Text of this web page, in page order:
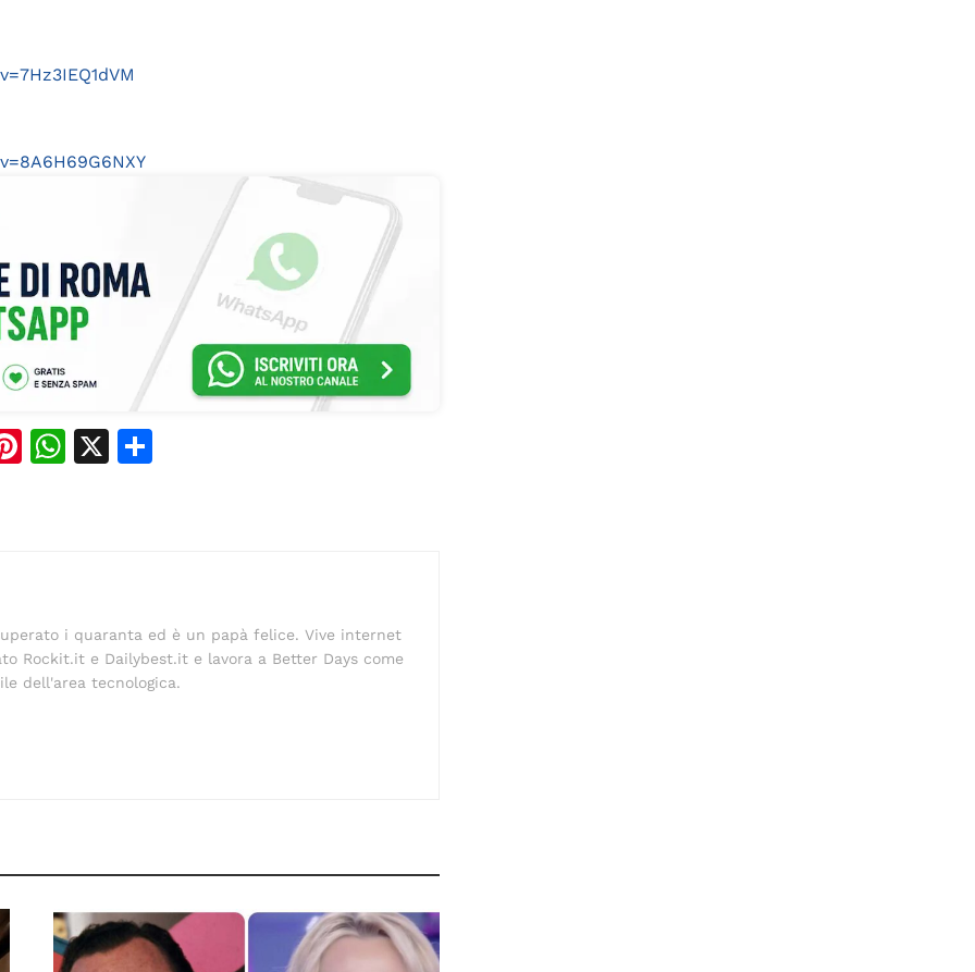
Pi W
p
p
X
di
i quaranta ed è un papà felice. Vive internet
Rockit.it e Dailybest.it e lavora a Better Days come
dell'area tecnologica.